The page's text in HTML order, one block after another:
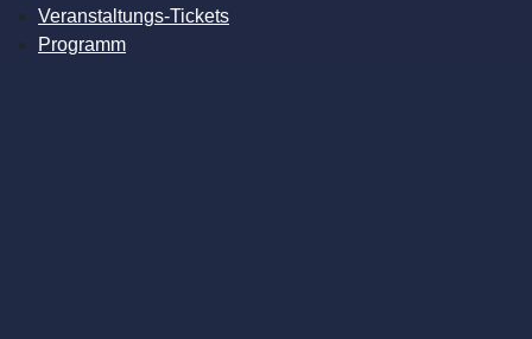
Veranstaltungs-Tickets
Programm